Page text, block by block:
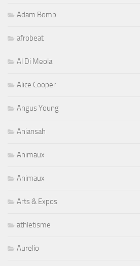
Adam Bomb
afrobeat
Al Di Meola
Alice Cooper
Angus Young
Aniansah
Animaux
Animaux
Arts & Expos
athletisme
Aurelio